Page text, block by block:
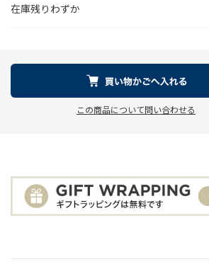
在庫残りわずか
この商品について問い合わせる